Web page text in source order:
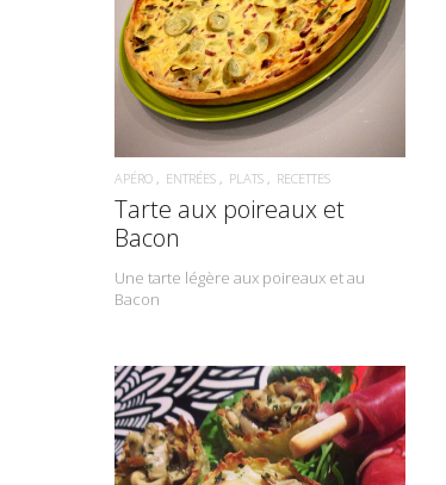
READ MORE
APÉRO ENTRÉES PLATS RECETTES
Tarte aux poireaux et
Bacon
Une tarte légère aux poireaux et au
Bacon